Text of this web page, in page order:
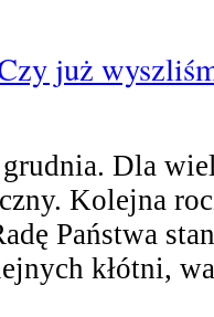
już
Dla
Kolejna
Państwa
kłótni,